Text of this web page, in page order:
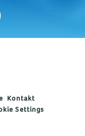
Kontakt
Settings